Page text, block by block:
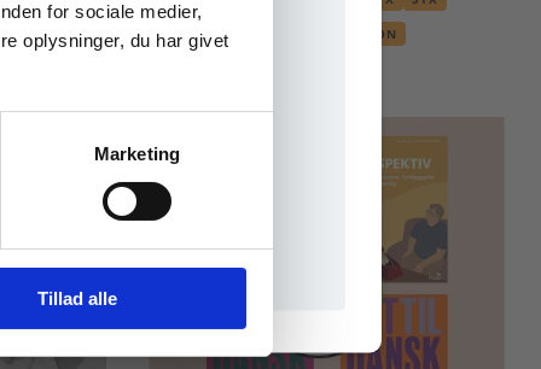
for sociale medier,
oplysninger, du har givet
Marketing
Tillad alle
DANSK LITTERATURKANON